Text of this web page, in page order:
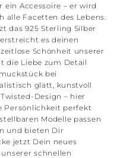
Accessoire – er wird
Facetten des Lebens.
das 925 Sterling Silber
es deinen
Schönheit unserer
die Liebe zum Detail
bei
glatt, kunstvoll
Design – hier
Persönlichkeit perfekt
Modelle passen
und bieten Dir
jetzt Dein neues
schnellen